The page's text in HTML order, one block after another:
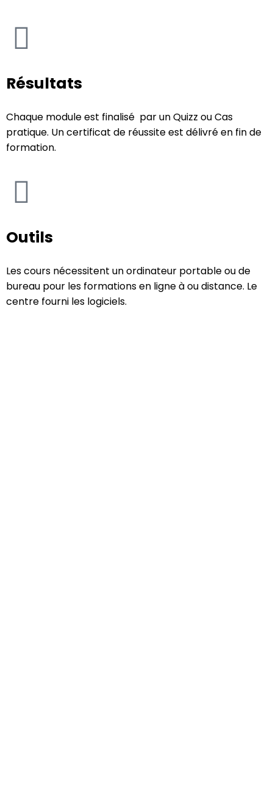
Résultats
Chaque module est finalisé par un Quizz ou Cas
pratique. Un certificat de réussite est délivré en fin de
formation.
Outils
Les cours nécessitent un ordinateur portable ou de
bureau pour les formations en ligne à ou distance. Le
centre fourni les logiciels.